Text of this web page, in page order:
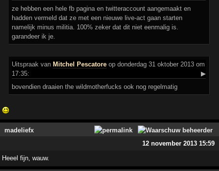
ze hebben een hele fb pagina en twitteraccount aangemaakt en
hadden vermeld dat ze met een nieuwe live-act gaan starten
namelijk minus militia. 100% zeker dat dit niet eenmalig is.
garandeer ik je.
Uitspraak van Mitchel Pescatore op donderdag 31 oktober 2013 om
17:35:
▶
bovendien draaien the wildmotherfucks ook nog regelmatig
madeliefx
12 november 2013 15:59
Heeel fijn, wauw.